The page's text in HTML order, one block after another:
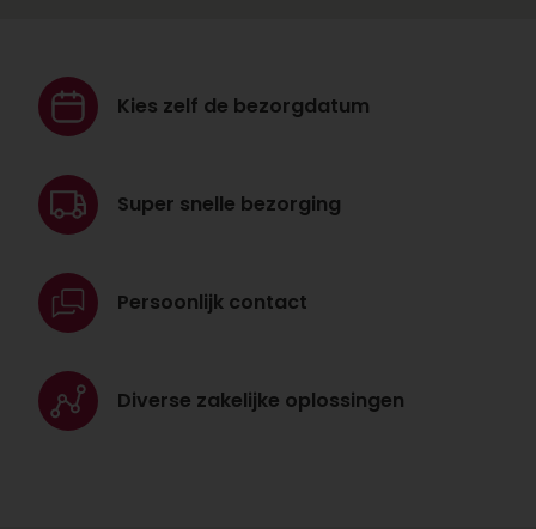
Kies zelf de bezorgdatum
Super snelle bezorging
Persoonlijk contact
Diverse zakelijke oplossingen